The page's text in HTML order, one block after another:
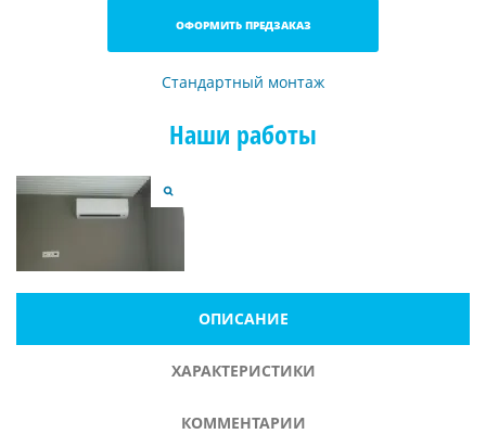
ОФОРМИТЬ ПРЕДЗАКАЗ
Стандартный монтаж
Наши работы
ОПИСАНИЕ
ХАРАКТЕРИСТИКИ
КОММЕНТАРИИ